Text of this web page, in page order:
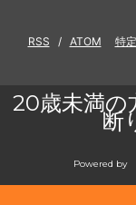
RSS / ATOM 特
20歳未満の
断
Powered by